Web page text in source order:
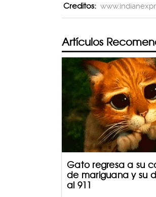
Creditos:
Artículos
Gato regresa a su
de mariguana y su
al 911